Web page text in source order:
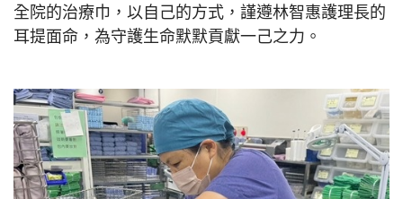
全院的治療巾，以自己的方式，謹遵林智惠護理長的
耳提面命，為守護生命默默貢獻一己之力。